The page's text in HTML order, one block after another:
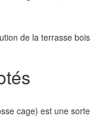
de la terrasse bois
cage) est une sorte